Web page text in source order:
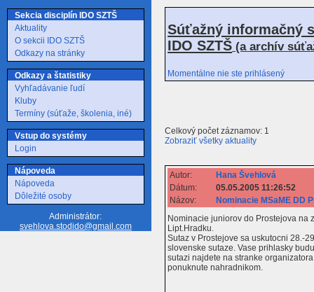
Sekcia disciplín IDO SZTŠ
Aktuality
O sekcii IDO SZTŠ
Odkazy na stránky
Odkazy a štatistiky
Vyhľadávanie ľudí
Kluby
Termíny (súťaže, školenia, iné)
Vstup do systémy
Login
Nápoveda
Nápoveda
Dôležité osoby
Administrátor:
svehlova.stodido@gmail.com
Súťažný informačný
IDO SZTŠ (a archív
Momentálne nie ste prihlásený
Celkový počet záznamov: 1
Zobraziť všetky aktuality
Autor:
Hana Švehlová
Dátum:
05.05.2005 11:26:52
Názov:
Nominacie MSaME DD
Nominacie juniorov do Prostejova na
Lipt.Hradku.
Sutaz v Prostejove sa uskutocni 28.-
slovenske sutaze. Vase prihlasky
sutazi najdete na stranke
ponuknute nahradnikom.